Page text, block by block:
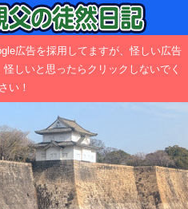
広告を採用してますが、怪しい広告
しいと思ったらクリックしないでく
い！